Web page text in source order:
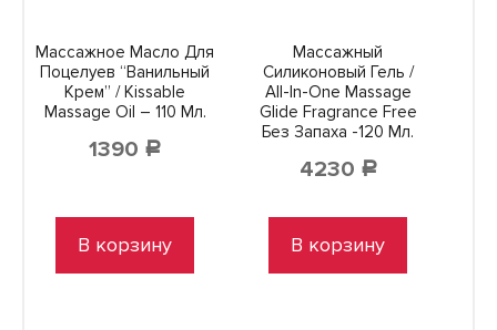
Массажное Масло Для
Поцелуев “Ванильный
Крем” / Kissable
Massage Oil – 110 Мл.
1390 Р
В корзину
Массажный
Силиконовый Гель /
All-In-One Massage
Glide Fragrance Free
Без Запаха -120 Мл.
4230 Р
В корзину